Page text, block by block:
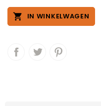
 IN WINKELWAGEN